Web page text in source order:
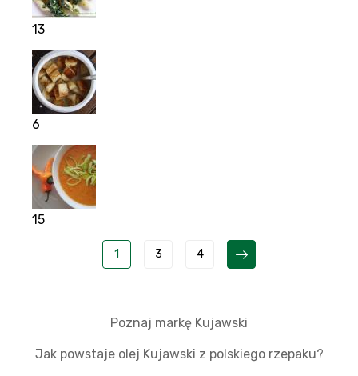
13
6
15
1 3 4
Poznaj markę Kujawski
Jak powstaje olej Kujawski z polskiego rzepaku?